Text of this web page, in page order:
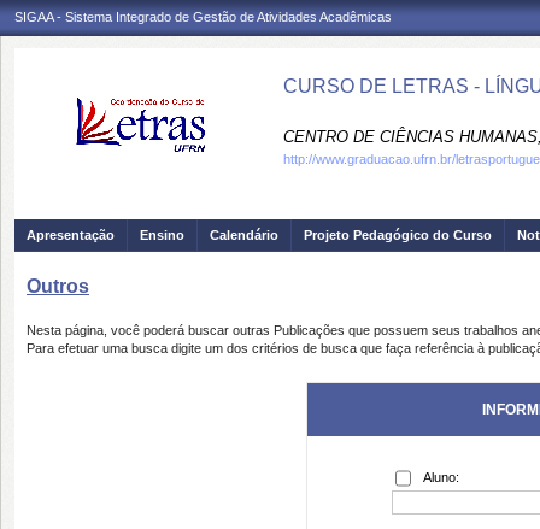
SIGAA - Sistema Integrado de Gestão de Atividades Acadêmicas
CURSO DE LETRAS -
CENTRO DE CIÊNCIAS
http://www.graduacao.ufrn.br/
Apresentação Ensino Calendário Projeto Pedagógico do Curso
Outros
Nesta página, você poderá buscar outras Publicações que possuem seus trabalhos
Para efetuar uma busca digite um dos critérios de busca que faça referência à
Aluno: